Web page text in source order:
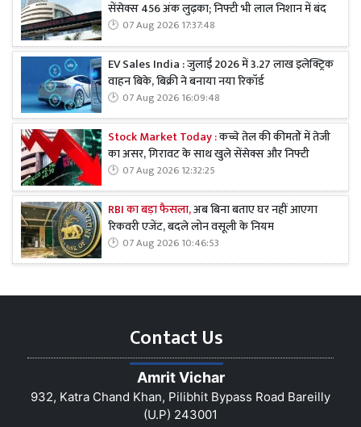
सेंसेक्स 456 अंक लुढ़का; निफ्टी भी लाल निशान में बंद
07 Aug 2026 17:37:48
EV Sales India : जुलाई 2026 में 3.27 लाख इलेक्ट्रिक
वाहन बिके, बिक्री ने बनाया नया रिकॉर्ड
07 Aug 2026 16:09:48
Stock Market Today :कच्चे तेल की कीमतों में तेजी
का असर, गिरावट के साथ खुले सेंसेक्स और निफ्टी
07 Aug 2026 12:32:25
RBI का बड़ा फैसला,अब बिना बताए घर नहीं आएगा
रिकवरी एजेंट, बदले लोन वसूली के नियम
07 Aug 2026 10:46:53
Contact Us
Amrit Vichar
932, Katra Chand Khan, Pilibhit Bypass Road Bareilly
(U.P) 243001